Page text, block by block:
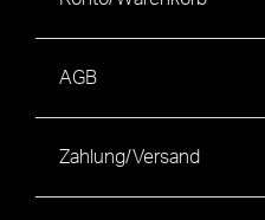
AGB
Zahlung/Versand